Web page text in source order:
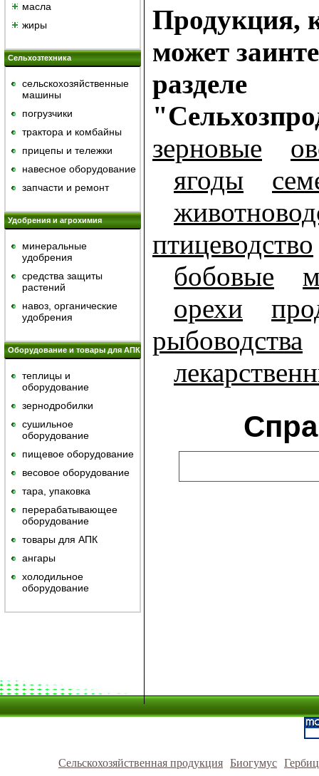
масла
жиры
Сельхозтехника
сельскохозяйственные
машины
погрузчики
трактора и комбайны
прицепы и тележки
навесное оборудование
запчасти и ремонт
Удобрения и агрохимия
минеральные
удобрения
средства защиты
растений
навоз, органические
удобрения
Оборудование и товары для АПК
теплицы и
оборудование
зернодробилки
сушильное
оборудование
пищевое оборудование
весовое оборудование
тара, упаковка
перерабатывающее
оборудование
товары для АПК
ангары
холодильное
оборудование
Продукция,
может
разделе
зерновые
ягоды
птицеводство
бобовые
орехи
рыбоводства
Сельскохозяйственная продукция Биогумус